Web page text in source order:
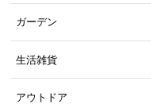
ガーデン
生活雑貨
アウトドア